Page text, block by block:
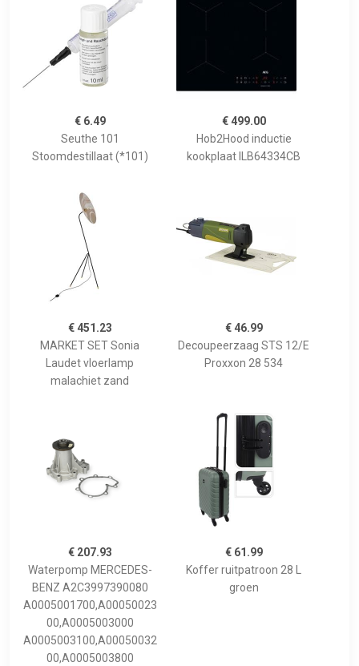
€ 6.49
Seuthe 101
Stoomdestillaat (*101)
€ 499.00
Hob2Hood inductie
kookplaat ILB64334CB
€ 451.23
MARKET SET Sonia
Laudet vloerlamp
malachiet zand
€ 46.99
Decoupeerzaag STS 12/E
Proxxon 28 534
€ 207.93
Waterpomp MERCEDES-
BENZ A2C3997390080
A0005001700,A00050023
00,A0005003000
A0005003100,A00050032
00,A0005003800
€ 61.99
Koffer ruitpatroon 28 L
groen